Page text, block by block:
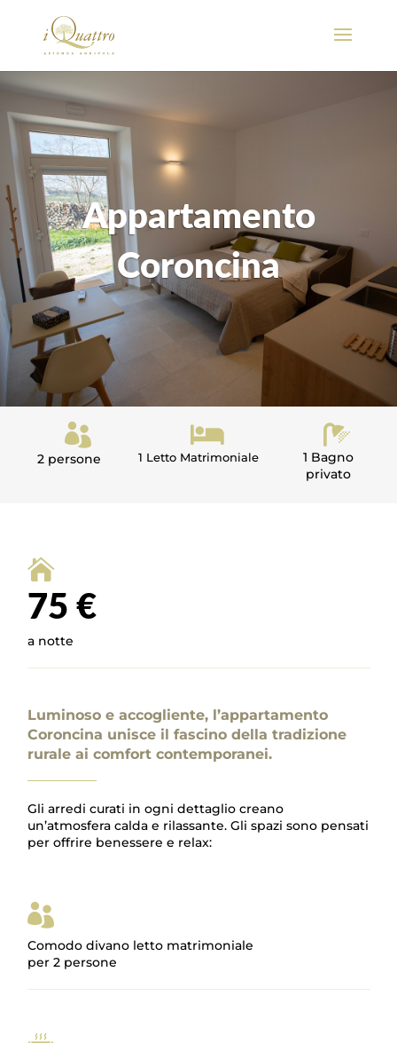
Appartamento
Coroncina

2 persone

1 Letto Matrimoniale

1 Bagno
privato

75 €
a notte
Luminoso e accogliente, l’appartamento
Coroncina unisce il fascino della tradizione
rurale ai comfort contemporanei.
Gli arredi curati in ogni dettaglio creano
un’atmosfera calda e rilassante. Gli spazi sono pensati
per offrire benessere e relax:

Comodo divano letto matrimoniale
per 2 persone